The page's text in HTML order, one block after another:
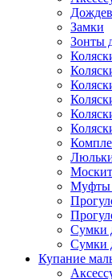
Замки
Зонты
Муфты
Сумки
Сумки
Купание